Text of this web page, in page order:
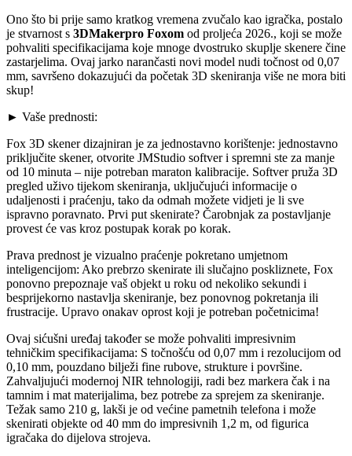
Ono što bi prije samo kratkog vremena zvučalo kao igračka, postalo
je stvarnost s 3DMakerpro Foxom od proljeća 2026., koji se može
pohvaliti specifikacijama koje mnoge dvostruko skuplje skenere čine
zastarjelima. Ovaj jarko narančasti novi model nudi točnost od 0,07
mm, savršeno dokazujući da početak 3D skeniranja više ne mora biti
skup!
► Vaše prednosti:
Fox 3D skener dizajniran je za jednostavno korištenje: jednostavno
priključite skener, otvorite JMStudio softver i spremni ste za manje
od 10 minuta – nije potreban maraton kalibracije. Softver pruža 3D
pregled uživo tijekom skeniranja, uključujući informacije o
udaljenosti i praćenju, tako da odmah možete vidjeti je li sve
ispravno poravnato. Prvi put skenirate? Čarobnjak za postavljanje
provest će vas kroz postupak korak po korak.
Prava prednost je vizualno praćenje pokretano umjetnom
inteligencijom: Ako prebrzo skenirate ili slučajno poskliznete, Fox
ponovno prepoznaje vaš objekt u roku od nekoliko sekundi i
besprijekorno nastavlja skeniranje, bez ponovnog pokretanja ili
frustracije. Upravo onakav oprost koji je potreban početnicima!
Ovaj sićušni uređaj također se može pohvaliti impresivnim
tehničkim specifikacijama: S točnošću od 0,07 mm i rezolucijom od
0,10 mm, pouzdano bilježi fine rubove, strukture i površine.
Zahvaljujući modernoj NIR tehnologiji, radi bez markera čak i na
tamnim i mat materijalima, bez potrebe za sprejem za skeniranje.
Težak samo 210 g, lakši je od većine pametnih telefona i može
skenirati objekte od 40 mm do impresivnih 1,2 m, od figurica
igračaka do dijelova strojeva.